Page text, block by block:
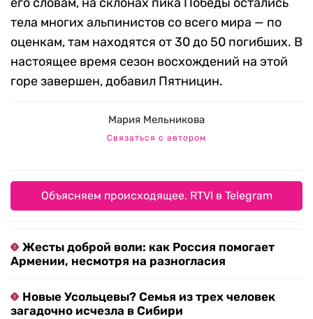
тела многих альпинистов со всего мира — по
оценкам, там находятся от 30 до 50 погибших. В
настоящее время сезон восхождений на этой
горе завершен, добавил Пятницин.
Мария Мельникова
Связаться с автором
Объясняем происходящее. RTVI в Telegram
Жесты доброй воли: как Россия помогает
Армении, несмотря на разногласия
Новые Усольцевы? Семья из трех человек
загадочно исчезла в Сибири